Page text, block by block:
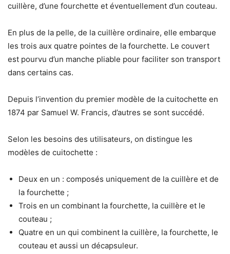
cuillère, d’une fourchette et éventuellement d’un couteau.
En plus de la pelle, de la cuillère ordinaire, elle embarque
les trois aux quatre pointes de la fourchette. Le couvert
est pourvu d’un manche pliable pour faciliter son transport
dans certains cas.
Depuis l’invention du premier modèle de la cuitochette en
1874 par Samuel W. Francis, d’autres se sont succédé.
Selon les besoins des utilisateurs, on distingue les
modèles de cuitochette :
Deux en un : composés uniquement de la cuillère et de
la fourchette ;
Trois en un combinant la fourchette, la cuillère et le
couteau ;
Quatre en un qui combinent la cuillère, la fourchette, le
couteau et aussi un décapsuleur.